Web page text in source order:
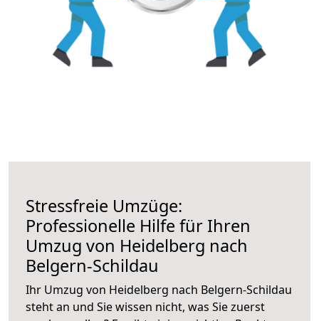
Stressfreie Umzüge:
Professionelle Hilfe für Ihren
Umzug von Heidelberg nach
Belgern-Schildau
Ihr Umzug von Heidelberg nach Belgern-Schildau
steht an und Sie wissen nicht, was Sie zuerst